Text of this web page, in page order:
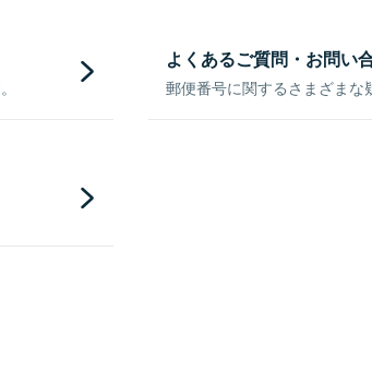
よくあるご質問・お問い
郵便番号に関するさまざまな